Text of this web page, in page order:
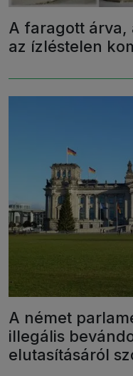
A faragott árva,
az ízléstelen
A német
illegális
elutasításáról